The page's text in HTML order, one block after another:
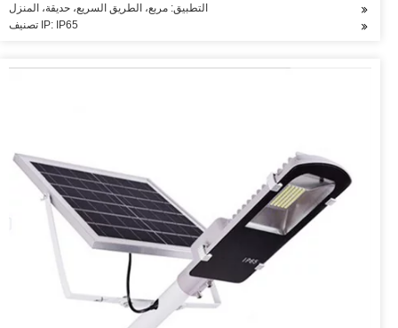
التطبيق: مربع، الطريق السريع، حديقة، المنزل
تصنيف IP: IP65